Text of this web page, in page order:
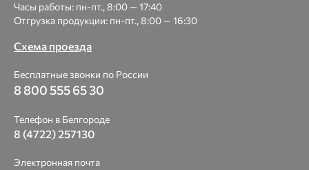
Часы работы: пн-пт., 8:00 — 17:40
Отгрузка продукции: пн-пт., 8:00 — 16:30
Схема проезда
Бесплатные звонки по России
8 800 555 65 30
Телефон в Белгороде
8 (4722) 257130
Электронная почта